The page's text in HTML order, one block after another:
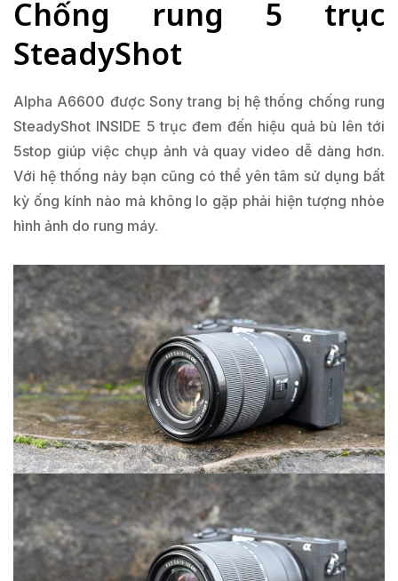
Chống rung 5 trục
SteadyShot
Alpha A6600 được Sony trang bị hệ thống chống rung
SteadyShot INSIDE 5 trục đem đến hiệu quả bù lên tới
5stop giúp việc chụp ảnh và quay video dễ dàng hơn.
Với hệ thống này bạn cũng có thể yên tâm sử dụng bất
kỳ ống kính nào mà không lo gặp phải hiện tượng nhòe
hình ảnh do rung máy.